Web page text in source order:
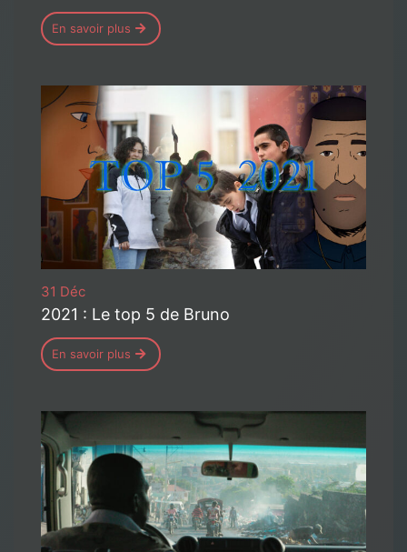
En savoir plus
31 Déc
2021 : Le top 5 de Bruno
En savoir plus